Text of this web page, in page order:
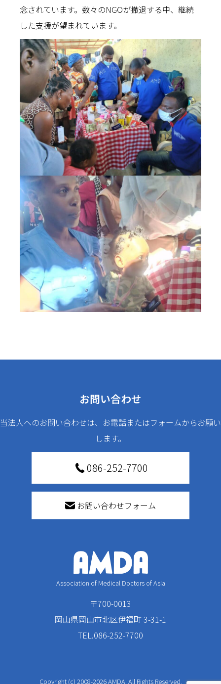
念されています。数々のNGOが撤退する中、継続
した支援が望まれています。
お問い合わせ
当法人へのお問い合わせは、お電話またはフォームからお願い
します。
086-252-7700
お問い合わせフォーム
Association of Medical Doctors of Asia
〒700-0013
岡山県岡山市北区伊福町 3-31-1
TEL.086-252-7700
Copyright (c) 2008-2026 AMDA. All Rights Reserved.